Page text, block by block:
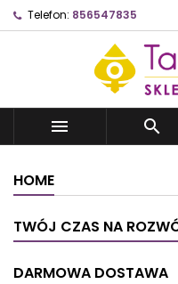
Telefon: 856547835
 
HOME
TWÓJ CZAS NA
DARMOWA DOSTAWA